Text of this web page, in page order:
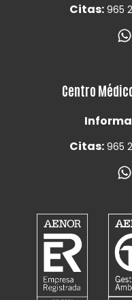
Citas: 965
Centro Médico
Citas: 965